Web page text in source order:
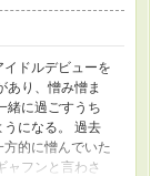
ドルデビューを
あり、憎み憎ま
緒に過ごすうち
うになる。 過去
的に憎んでいた
フンと言わさ